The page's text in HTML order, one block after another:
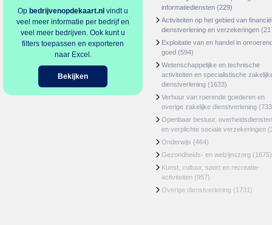
Op bedrijvenopdekaart.nl vindt u
veel meer informatie per bedrijf en
veel meer bedrijven. Ook kunt u
filters toepassen en exporteren
naar Excel.
Bekijken
informatiediensten (229)
Activiteiten op het gebied van
dienstverlening en verzekeringen
Exploitatie van en handel in
goed (594)
Wetenschappelijke en technische
activiteiten en specialistische
dienstverlening (1633)
Verhuur van roerende goederen en
overige zakelijke dienstverlening
Openbaar bestuur, overheidsdiensten
en verplichte sociale verzekeringen
Onderwijs (464)
Gezondheids- en welzijnszorg (1675)
Kunst, cultuur, sport en recreatie-
activiteiten (957)
Overige dienstverlening (1731)